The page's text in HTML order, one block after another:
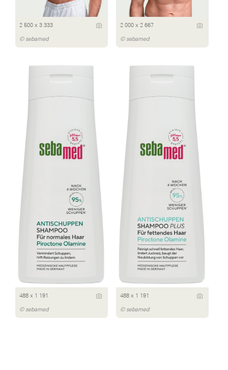
2 500 x 3 333
© sebamed
2 000 x 2 667
© sebamed
488 x 1 191
© sebamed
488 x 1 191
© sebamed